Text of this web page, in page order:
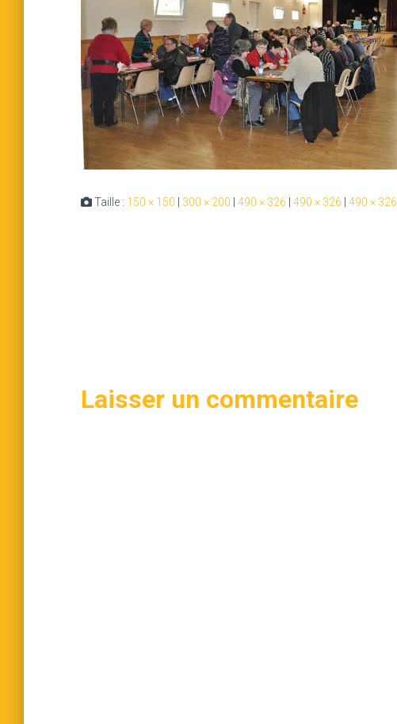
Taille : 150 × 150 300 × 200 490 × 326 490 × 326 490 × 326
Laisser un commentaire